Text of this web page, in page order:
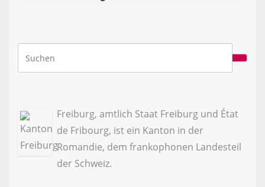
Freiburg, amtlich Staat Freiburg und État
de Fribourg, ist ein Kanton in der
Romandie, dem frankophonen Landesteil
der Schweiz.